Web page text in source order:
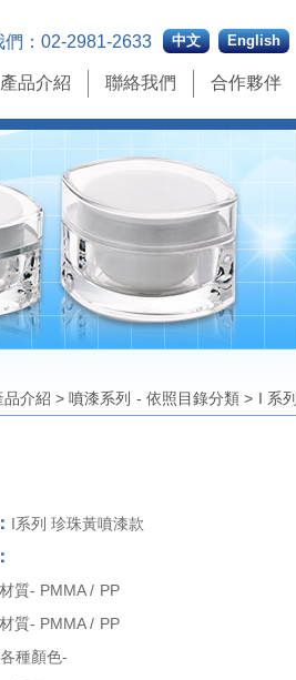
English
中文
： 02-2981-2633
產品介紹 聯絡我們 合作夥伴
品介紹 >噴漆系列 - 依照目錄分類 > I 系列
I系列 珍珠黃噴漆款
質- PMMA / PP
質- PMMA / PP
種顏色-